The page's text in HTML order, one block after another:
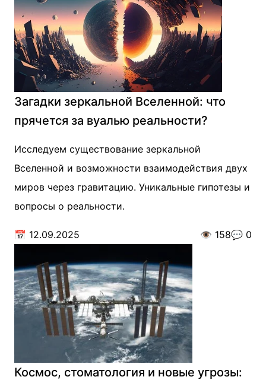
Загадки зеркальной Вселенной: что
прячется за вуалью реальности?
Исследуем существование зеркальной
Вселенной и возможности взаимодействия двух
миров через гравитацию. Уникальные гипотезы и
вопросы о реальности.
📅 12.09.2025 👁️ 158💬 0
Космос, стоматология и новые угрозы: